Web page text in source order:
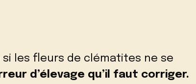
si les fleurs de clématites ne se
d’élevage qu’il faut corriger.